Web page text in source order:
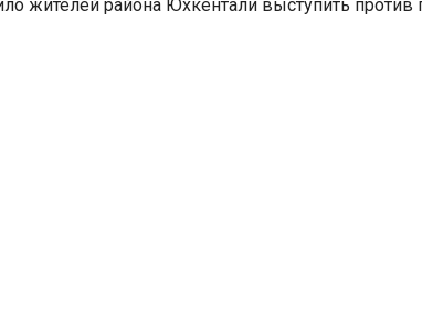
жителей района Юхкентали выступить против